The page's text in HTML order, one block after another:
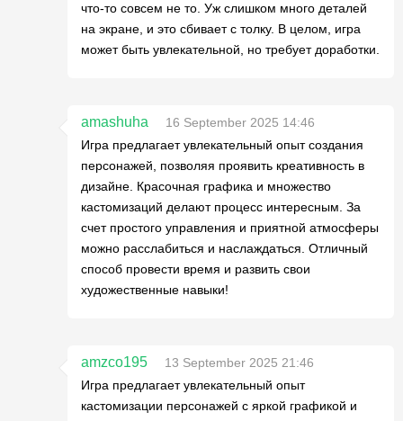
что-то совсем не то. Уж слишком много деталей
на экране, и это сбивает с толку. В целом, игра
может быть увлекательной, но требует доработки.
amashuha
16 September 2025 14:46
Игра предлагает увлекательный опыт создания
персонажей, позволяя проявить креативность в
дизайне. Красочная графика и множество
кастомизаций делают процесс интересным. За
счет простого управления и приятной атмосферы
можно расслабиться и наслаждаться. Отличный
способ провести время и развить свои
художественные навыки!
amzco195
13 September 2025 21:46
Игра предлагает увлекательный опыт
кастомизации персонажей с яркой графикой и